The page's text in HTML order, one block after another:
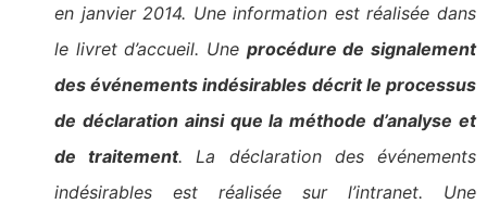
en janvier 2014. Une information est réalisée dans
le livret d’accueil. Une procédure de signalement
des événements indésirables décrit le processus
de déclaration ainsi que la méthode d’analyse et
de traitement. La déclaration des événements
indésirables est réalisée sur l’intranet. Une